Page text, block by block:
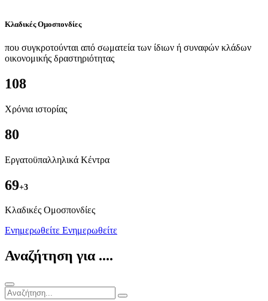
Κλαδικές Ομοσπονδίες
που συγκροτούνται από σωματεία των ίδιων ή συναφών κλάδων
οικονομικής δραστηριότητας
108
Χρόνια ιστορίας
80
Εργατοϋπαλληλικά Κέντρα
69+3
Kλαδικές Ομοσπονδίες
Ενημερωθείτε Ενημερωθείτε
Αναζήτηση για ....